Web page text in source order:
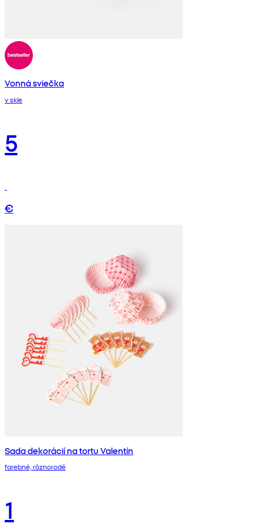
Vonná sviečka
v skle
5
€
Sada dekorácií na tortu Valentín
farebné, rôznorodé
1